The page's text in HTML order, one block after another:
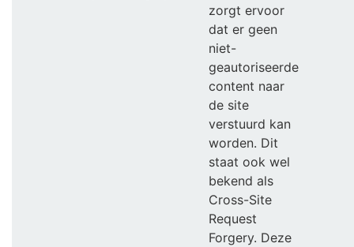
zorgt ervoor
dat er geen
niet-
geautoriseerde
content naar
de site
verstuurd kan
worden. Dit
staat ook wel
bekend als
Cross-Site
Request
Forgery. Deze